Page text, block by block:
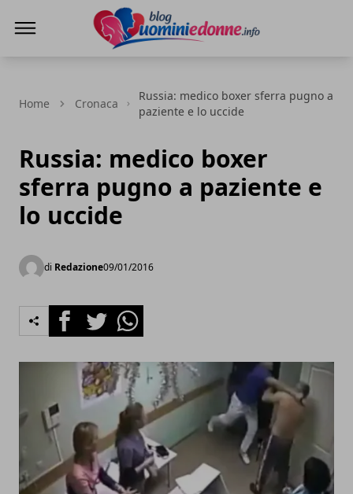
Home Cronaca
Russia: medico boxer sferra pugno a
paziente e lo uccide
Russia: medico boxer
sferra pugno a paziente e
lo uccide
di Redazione09/01/2016
FacebookTwitterWhatsapp